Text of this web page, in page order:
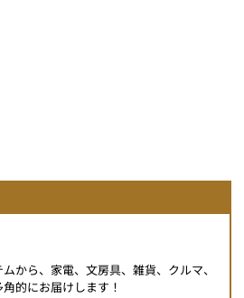
から、家電、文房具、雑貨、クルマ、
的にお届けします！